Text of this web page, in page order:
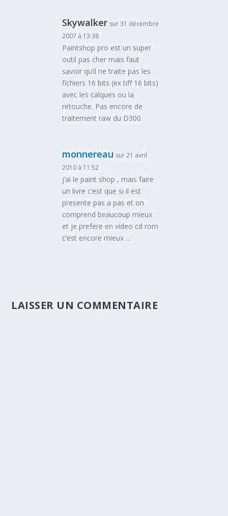
Skywalker sur 31 décembre
2007 à 13:38
Paintshop pro est un super
outil pas cher mais faut
savoir qu’il ne traite pas les
fichiers 16 bits (ex tiff 16 bits)
avec les calques ou la
retouche. Pas encore de
traitement raw du D300.
monnereau sur 21 avril
2010 à 11:52
j’ai le paint shop , mais faire
un livre c’est que si il est
presente pas a pas et on
comprend beaucoup mieux
et je prefere en video cd rom
c’est encore mieux …
LAISSER UN COMMENTAIRE